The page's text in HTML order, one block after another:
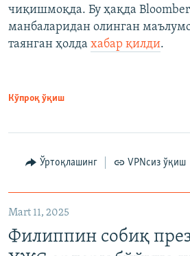
чиқишмоқда. Бу ҳақда
манбаларидан олинган
таянган ҳолда хабар қилди.
Кўпроқ ўқиш
Ўртоқлашинг VPNсиз ўқиш
Mart 11, 2025
Филиппин собиқ